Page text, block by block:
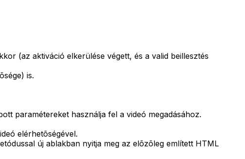
(az aktiváció elkerülése végett, és a valid beillesztés
is.
paramétereket használja fel a videó megadásához.
elérhetõségével.
új ablakban nyitja meg az elõzõleg említett HTML